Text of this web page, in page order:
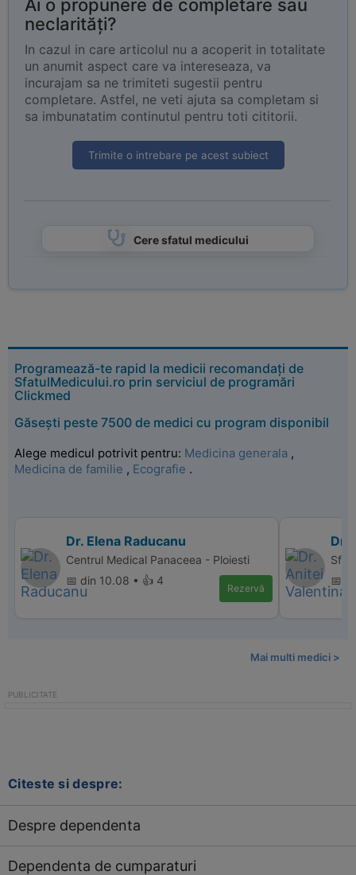
Ai o propunere de completare sau
neclarități?
In cazul in care articolul nu a acoperit in totalitate
un anumit aspect care va intereseaza, va
incurajam sa ne trimiteti sugestii pentru
completare. Astfel, ne veti ajuta sa completam si
sa imbunatatim continutul pentru toti cititorii.
Trimite o intrebare pe acest subiect
Cere sfatul medicului
Programează-te rapid la medicii recomandați de
SfatulMedicului.ro prin serviciul de programări
Clickmed
Găsești peste 7500 de medici cu program disponibil
Alege medicul potrivit pentru: Medicina generala ,
Medicina de familie , Ecografie .
Dr. Elena Raducanu
Centrul Medical Panaceea - Ploiesti
📅 din 10.08 • 👍 4
Rezervă
Dr.
📅
Mai multi medici >
Citeste si despre:
Despre dependenta
Dependenta de cumparaturi